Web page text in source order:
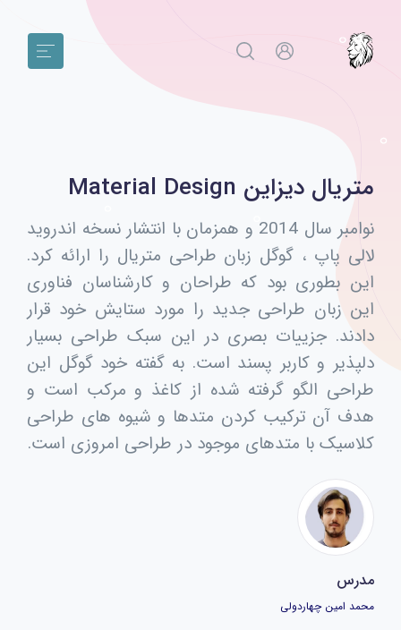
متریال دیزاین Material Design
نوامبر سال 2014 و همزمان با انتشار نسخه اندروید
لالی پاپ ، گوگل زبان طراحی متریال را ارائه کرد.
این بطوری بود که طراحان و کارشناسان فناوری
این زبان طراحی جدید را مورد ستایش خود قرار
دادند. جزییات بصری در این سبک طراحی بسیار
دلپذیر و کاربر پسند است. به گفته خود گوگل این
طراحی الگو گرفته شده از کاغذ و مرکب است و
هدف آن ترکیب کردن متدها و شیوه های طراحی
کلاسیک با متدهای موجود در طراحی امروزی است.
مدرس
محمد امین چهاردولی